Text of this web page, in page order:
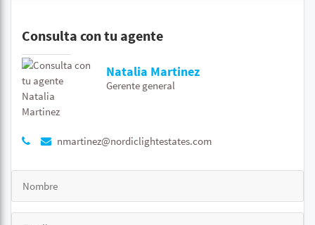
Consulta con tu agente
Natalia Martinez
Gerente general
nmartinez@nordiclightestates.com